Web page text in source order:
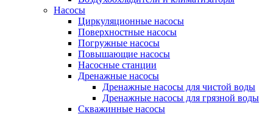
Насосы
Циркуляционные насосы
Поверхностные насосы
Погружные насосы
Повышающие насосы
Насосные станции
Дренажные насосы
Дренажные насосы для чистой воды
Дренажные насосы для грязной воды
Скважинные насосы